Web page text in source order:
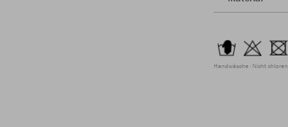
Handwäsche Nicht chloren